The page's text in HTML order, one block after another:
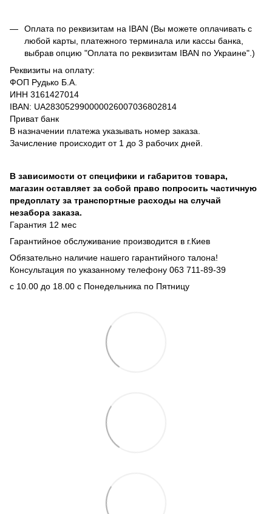
Оплата по реквизитам на IBAN (Вы можете оплачивать с
любой карты, платежного терминала или кассы банка,
выбрав опцию "Оплата по реквизитам IBAN по Украине".)
Реквизиты на оплату:
ФОП Рудько Б.А.
ИНН 3161427014
IBAN: UA283052990000026007036802814
Приват банк
В назначении платежа указывать номер заказа.
Зачисление происходит от 1 до 3 рабочих дней.
В зависимости от специфики и габаритов товара,
магазин оставляет за собой право попросить частичную
предоплату за транспортные расходы на случай
незабора заказа.
Гарантия 12 мес
Гарантийное обслуживание производится в г.Киев
Обязательно наличие нашего гарантийного талона!
Консультация по указанному телефону 063 711-89-39
с 10.00 до 18.00 с Понедельника по Пятницу